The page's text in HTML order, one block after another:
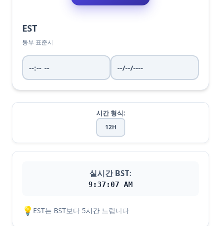
EST
동부 표준시
시간 형식:
12H
실시간 BST:
9:37:08 AM
💡 EST는 BST보다 5시간 느립니다